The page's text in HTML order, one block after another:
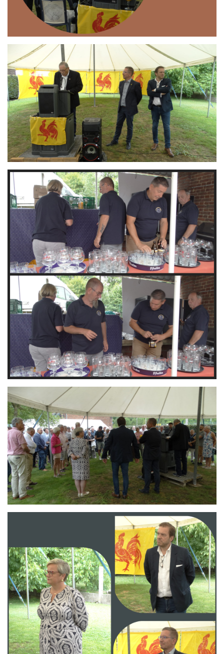
Branding
ARMCHAIR
Branding
ARMCHAIR
Branding
ARMCHAIR